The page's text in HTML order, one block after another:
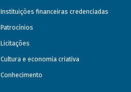
Instituições financeiras credenciadas
Patrocínios
Licitações
Cultura e economia criativa
Conhecimento